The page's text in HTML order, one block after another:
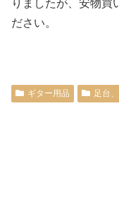
りましたが、安物買
ださい。
ギター用品 足台